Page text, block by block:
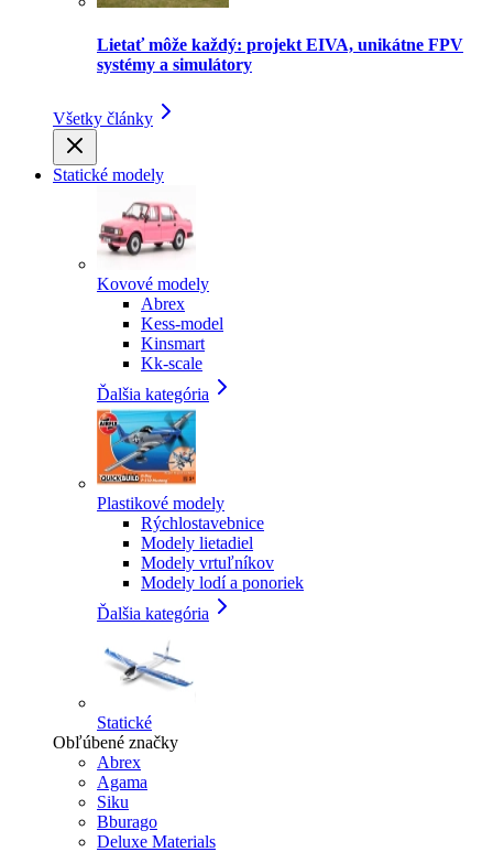
Lietať môže každý: projekt EIVA, unikátne FPV
systémy a simulátory
Všetky články
Statické modely
Kovové modely
Abrex
Kess-model
Kinsmart
Kk-scale
Ďalšia kategória
Plastikové modely
Rýchlostavebnice
Modely lietadiel
Modely vrtuľníkov
Modely lodí a ponoriek
Ďalšia kategória
Statické
Obľúbené značky
Abrex
Agama
Siku
Bburago
Deluxe Materials